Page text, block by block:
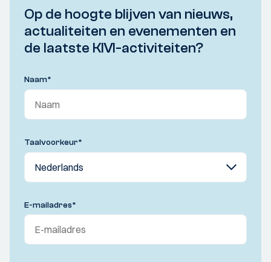
Op de hoogte blijven van nieuws,
actualiteiten en evenementen en
de laatste KIVI-activiteiten?
Naam*
Taalvoorkeur*
E-mailadres*